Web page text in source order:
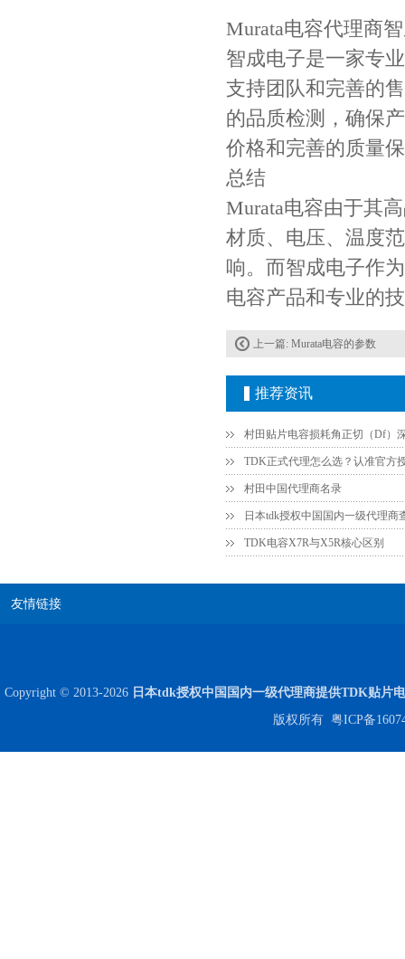
Murata电容代理商
智成电子是一家专
支持团队和完善的
的品质检测，确保
价格和完善的质量
总结
Murata电容由于其
材质、电压、温度
响。而智成电子作
电容产品和专业的
上一篇: Murata电容的参数
推荐资讯
村田中国代理商名录
日本tdk授权中国国内一级代理商
TDK电容X7R与X5R核心区别
友情链接
Copyright © 2013-2026 日本tdk授权中国国内一级代理商提供TDK贴片
版权所有 粤ICP备